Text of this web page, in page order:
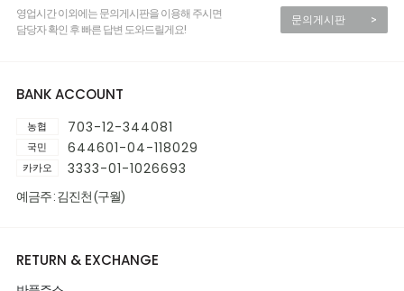
영업시간 이외에는 문의게시판을 이용해 주시면
담당자 확인 후 빠른 답변 도와드릴게요!
문의게시판 >
BANK ACCOUNT
농협 703-12-344081
국민 644601-04-118029
카카오 3333-01-1026693
예금주 : 김진천 (구월)
RETURN & EXCHANGE